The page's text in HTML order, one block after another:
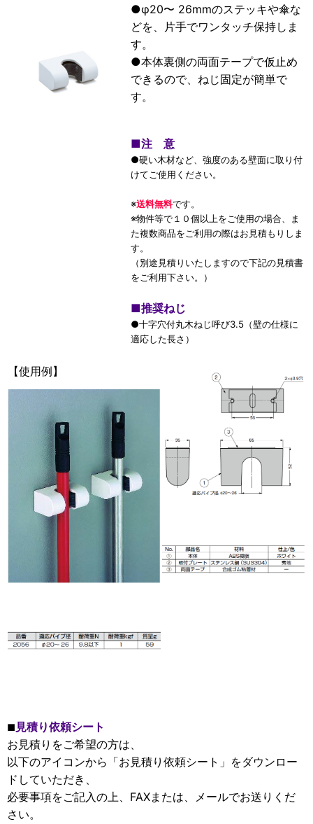
●φ20〜 26mmのステッキや傘な
どを、片手でワンタッチ保持しま
す。
●本体裏側の両面テープで仮止め
できるので、ねじ固定が簡単で
す。
■注 意
●硬い木材など、強度のある壁面に取り付
けてご使用ください。
※送料無料です。
※物件等で１０個以上をご使用の場合、ま
た複数商品をご利用の際はお見積もりしま
す。
（別途見積りいたしますので下記の見積書
をご利用下さい。）
■推奨ねじ
●十字穴付丸木ねじ呼び3.5（壁の仕様に
適応した長さ）
【使用例】
■ 見積り依頼シート
お見積りをご希望の方は、
以下のアイコンから「お見積り依頼シート」をダウンロー
ドしていただき、
必要事項をご記入の上、FAXまたは、メールでお送りくだ
さい。